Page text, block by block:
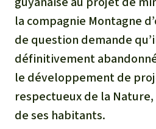
la compagnie Montagne
de question demande
définitivement
le développement de
respectueux de la
de ses habitants.